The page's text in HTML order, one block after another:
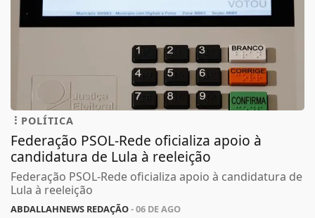
POLÍTICA
Federação PSOL-Rede oficializa apoio à
candidatura de Lula à reeleição
Federação PSOL-Rede oficializa apoio à candidatura de
Lula à reeleição
ABDALLAHNEWS REDAÇÃO- 06 DE AGO